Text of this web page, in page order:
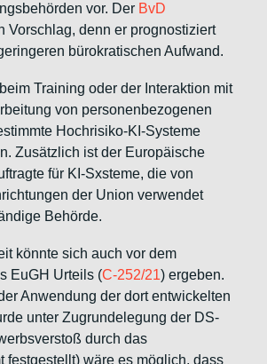
vor. Der BvD
Vorschlag, denn er prognostiziert
bürokratischen Aufwand.
Training oder der Interaktion mit
von personenbezogenen
Hochrisiko-KI-Systeme
Zusätzlich ist der Europäische
für KI-Sxsteme, die von
der Union verwendet
Behörde.
könnte sich auch vor dem
EuGH Urteils (C‑252/21) ergeben.
Anwendung der dort entwickelten
unter Zugrundelegung der DS-
durch das
festgestellt) wäre es möglich, dass